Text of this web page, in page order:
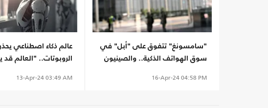
"سامسونغ" تتفوق على "أبل" في
سوق الهواتف الذكية.. والصينيون
16-Apr-2404:58 PM
عالم ذكاء اصطناعي
الروبوتات.. "العالم قد
13-Apr-2403:49 AM